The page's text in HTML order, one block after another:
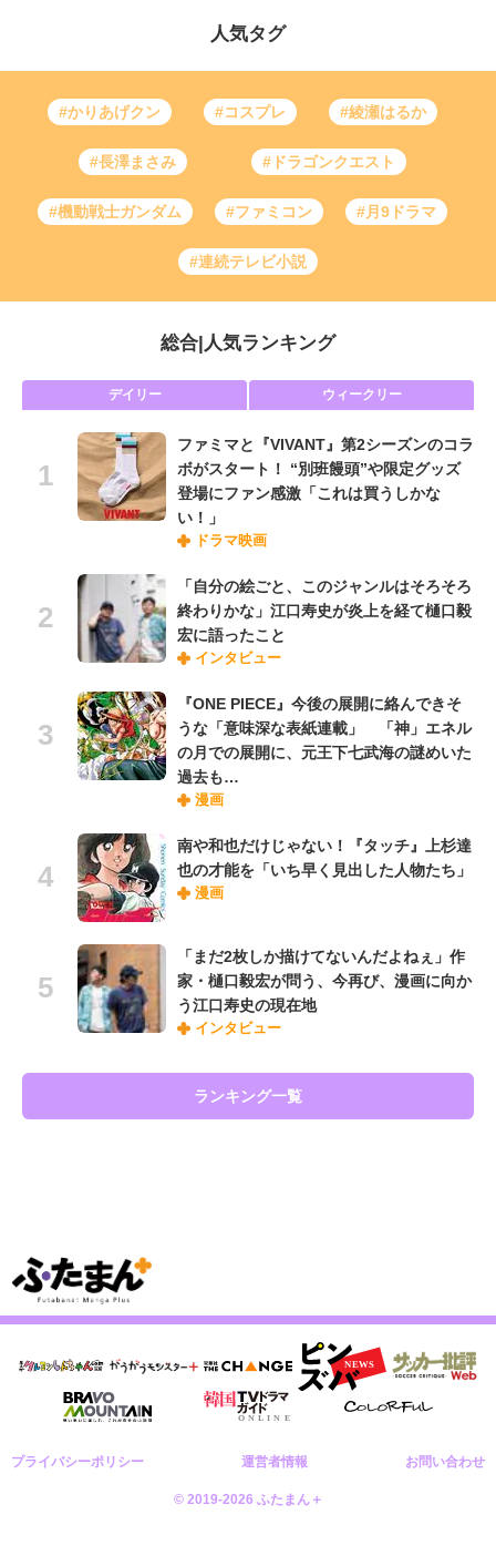
人気タグ
#かりあげクン #コスプレ #綾瀬はるか
#長澤まさみ #ドラゴンクエスト
#機動戦士ガンダム #ファミコン #月9ドラマ
#連続テレビ小説
総合 人気ランキング
デイリー ウィークリー
ファミマと『VIVANT』第2シーズンのコラ
ボがスタート！ “別班饅頭”や限定グッズ
登場にファン感激「これは買うしかな
い！」
ドラマ映画
「自分の絵ごと、このジャンルはそろそろ
終わりかな」江口寿史が炎上を経て樋口毅
宏に語ったこと
インタビュー
『ONE PIECE』今後の展開に絡んできそ
うな「意味深な表紙連載」 「神」エネル
の月での展開に、元王下七武海の謎めいた
過去も…
漫画
南や和也だけじゃない！『タッチ』上杉達
也の才能を「いち早く見出した人物たち」
漫画
「まだ2枚しか描けてないんだよねぇ」作
家・樋口毅宏が問う、今再び、漫画に向か
う江口寿史の現在地
インタビュー
ランキング一覧
プライバシーポリシー 運営者情報 お問い合わせ
© 2019-2026 ふたまん＋